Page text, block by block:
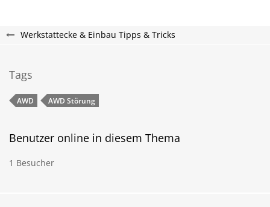
Werkstattecke & Einbau Tipps & Tricks
Tags
AWD AWD Störung
Benutzer online in diesem Thema
1 Besucher